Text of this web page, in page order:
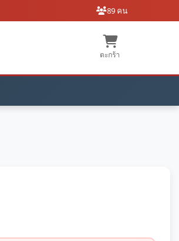
89 คน
ตะกร้า